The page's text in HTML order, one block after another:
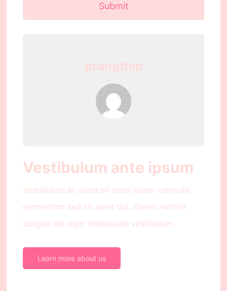
Submit
Vestibulum ante ipsum
Vestibulum ac diam sit amet quam vehicula
elementum sed sit amet dui. Donec rutrum
congue leo eget malesuada vestibulum.
Learn more about us